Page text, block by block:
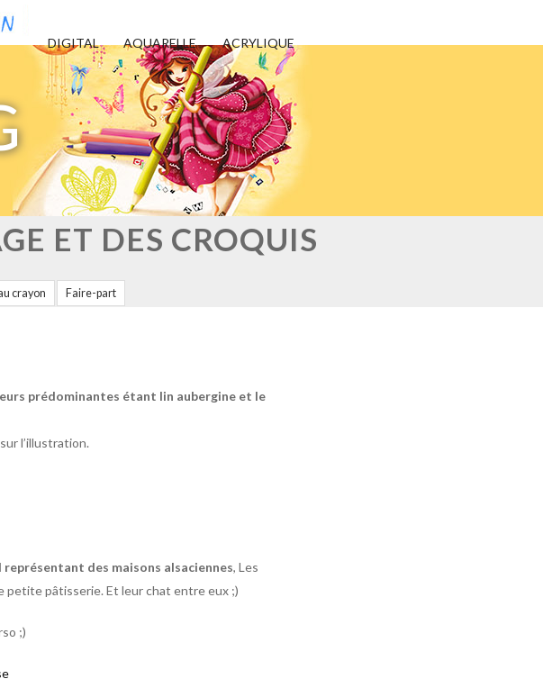
ET DES CROQUIS
crayon Faire-part
prédominantes étant lin aubergine et le
l’illustration.
représentant des maisons alsaciennes, Les
petite pâtisserie. Et leur chat entre eux ;)
;)
DIGITAL AQUARELLE ACRYLIQUE